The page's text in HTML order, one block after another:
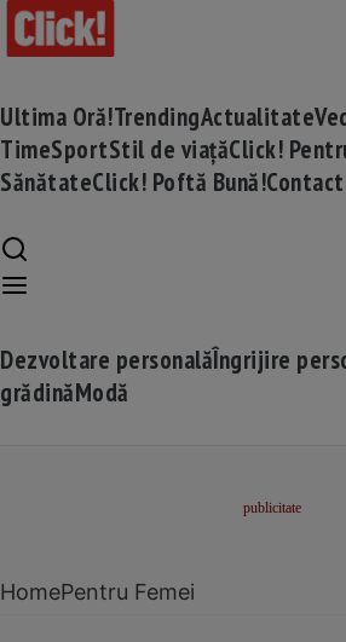
Ultima Oră!TrendingActualitate
TimeSportStil de viațăClick!
SănătateClick! Poftă Bună!Contact
Dezvoltare personalăÎngrijire
grădinăModă
HomePentru Femei